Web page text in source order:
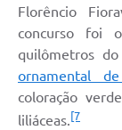
Florêncio
concurso foi
quilômetros
ornamental
coloração
liliáceas. [7